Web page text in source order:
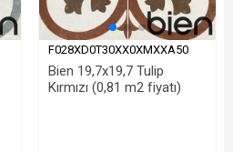
F028XD0T30XX0XMXXA50
Bien 19,7x19,7 Tulip
Kırmızı (0,81 m2 fiyatı)